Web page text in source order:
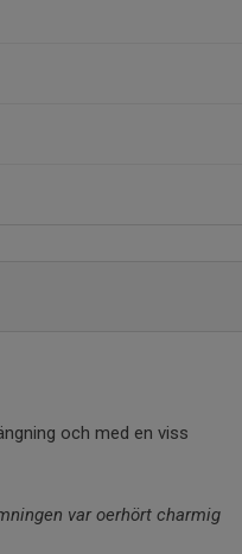
och med en viss
var oerhört charmig